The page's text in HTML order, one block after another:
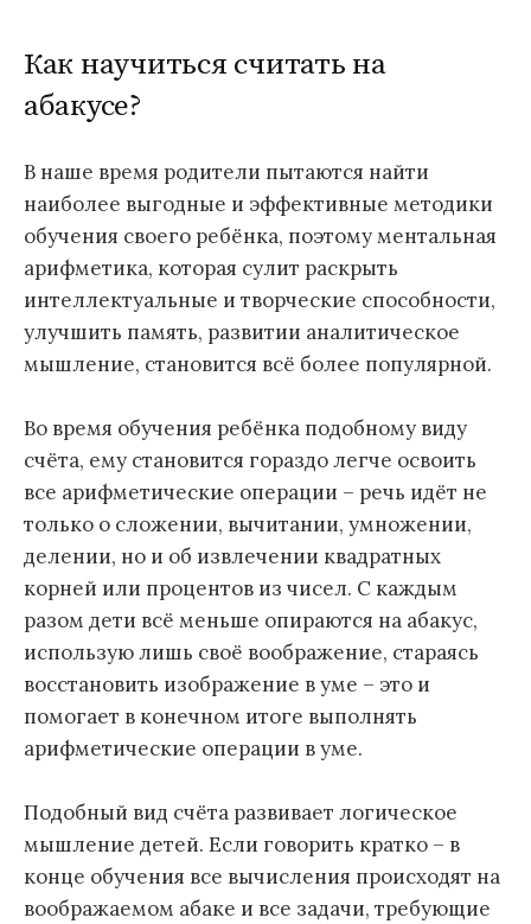
Как научиться считать на
абакусе?
В наше время родители пытаются найти
наиболее выгодные и эффективные методики
обучения своего ребёнка, поэтому ментальная
арифметика, которая сулит раскрыть
интеллектуальные и творческие способности,
улучшить память, развитии аналитическое
мышление, становится всё более популярной.
Во время обучения ребёнка подобному виду
счёта, ему становится гораздо легче освоить
все арифметические операции – речь идёт не
только о сложении, вычитании, умножении,
делении, но и об извлечении квадратных
корней или процентов из чисел. С каждым
разом дети всё меньше опираются на абакус,
использую лишь своё воображение, стараясь
восстановить изображение в уме – это и
помогает в конечном итоге выполнять
арифметические операции в уме.
Подобный вид счёта развивает логическое
мышление детей. Если говорить кратко – в
конце обучения все вычисления происходят на
воображаемом абаке и все задачи, требующие